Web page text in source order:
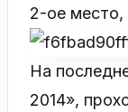
2-ое место,
На
2014»,